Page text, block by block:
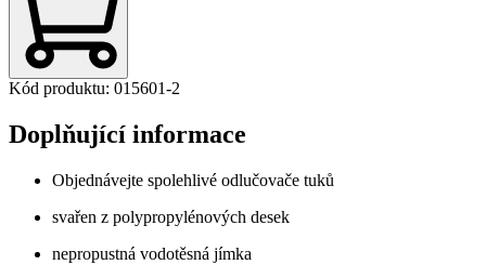
Kód produktu: 015601-2
Doplňující informace
Objednávejte spolehlivé odlučovače tuků
svařen z polypropylénových desek
nepropustná vodotěsná jímka